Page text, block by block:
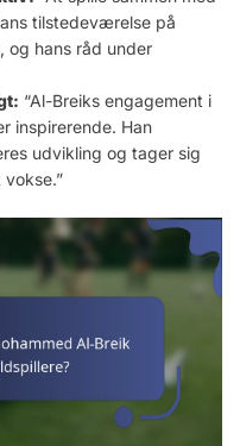
tilstedeværelse på
og hans råd under
“Al-Breiks engagement i
inspirerende. Han
udvikling og tager sig